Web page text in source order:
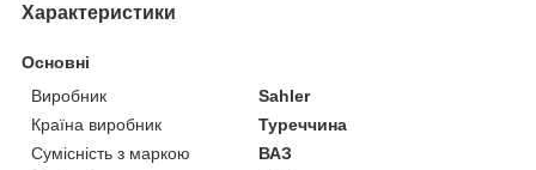
Характеристики
Основні
Виробник
Sahler
Країна виробник
Туреччина
Сумісність з маркою
ВАЗ